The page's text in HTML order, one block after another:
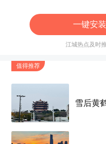
一键安
江城热点及时
值得推荐
雪后黄